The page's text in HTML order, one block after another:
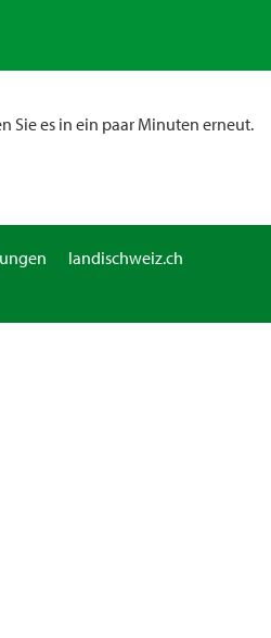
Sie es in ein paar Minuten erneut.
landischweiz.ch